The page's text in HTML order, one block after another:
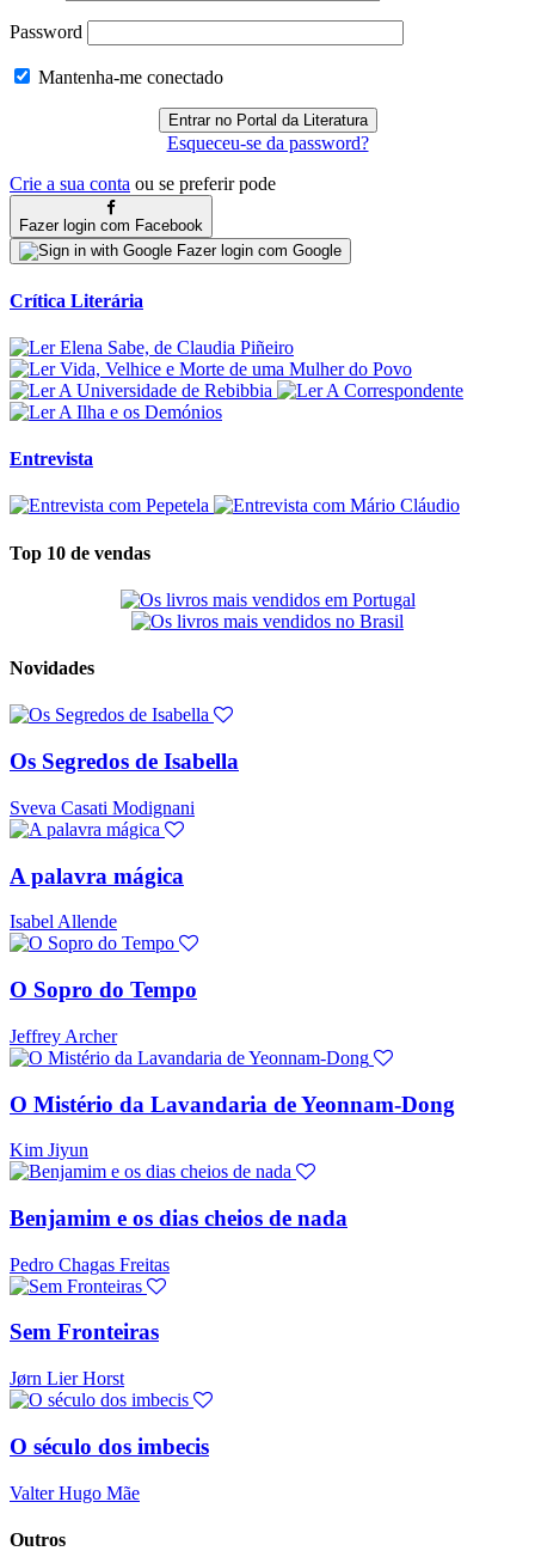
Password
Mantenha-me conectado
Esqueceu-se da password?
Crie a sua conta ou se preferir pode
Fazer login com Facebook
Fazer login com Google
Crítica Literária
Entrevista
Top 10 de vendas
Novidades
Os Segredos de Isabella
Sveva Casati Modignani
A palavra mágica
Isabel Allende
O Sopro do Tempo
Jeffrey Archer
O Mistério da Lavandaria de Yeonnam-Dong
Kim Jiyun
Benjamim e os dias cheios de nada
Pedro Chagas Freitas
Sem Fronteiras
Jørn Lier Horst
O século dos imbecis
Valter Hugo Mãe
Outros